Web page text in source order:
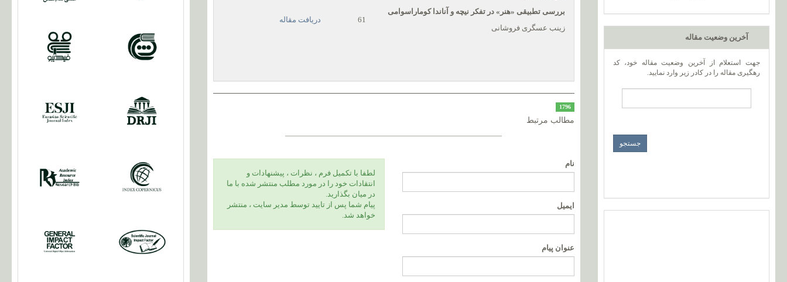
آخرین وضعیت مقاله
جهت استعلام از آخرین وضعیت مقاله خود، کد
رهگیری مقاله را در کادر زیر وارد نمایید.
بررسی تطبیقی «هنر» در تفکر نیچه و آناندا کوماراسوامی
61
دریافت مقاله
زینب عسگری فروشانی
1796
مطالب مرتبط
لطفا با تكميل فرم ، نظرات ، پيشنهادات و
انتقادات خود را در مورد مطلب منتشر شده با ما
در ميان بگذاريد.
پيام شما پس از تاييد توسط مدير سايت ، منتشر
خواهد شد.
نام
ایمیل
عنوان پیام